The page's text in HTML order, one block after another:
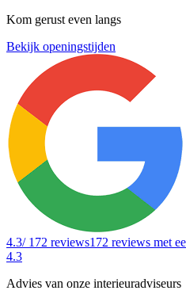
Kom gerust even langs
Bekijk openingstijden
4.3/ 172 reviews172 reviews met
4.3
Advies van onze interieuradviseurs